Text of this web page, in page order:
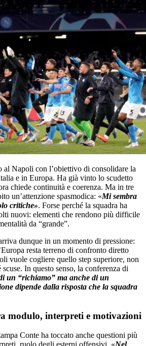
al Napoli con l’obiettivo di consolidare la
e in Europa. Ha già vinto lo scudetto
chiede continuità e coerenza. Ma in tre
un’attenzione spasmodica: «Mi sembra
critiche». Forse perché la squadra ha
nuovi: elementi che rendono più difficile
da “grande”.
dunque in un momento di pressione:
resta terreno di confronto diretto
vuole cogliere quello step superiore, non
In questo senso, la conferenza di
un “richiamo” ma anche di un
dipende dalla risposta che la squadra
modulo, interpreti e motivazioni
Conte ha toccato anche questioni più